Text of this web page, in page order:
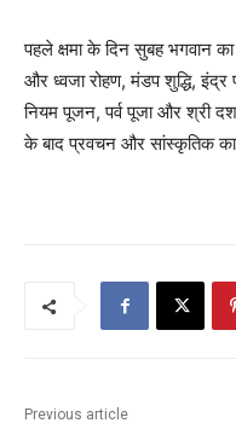
पहले क्षमा के दिन सुबह भगवान
और ध्वजा रोहण, मंडप शुद्धि,
नियम पूजन, पर्व पूजा और श्री
के बाद प्रवचन और सांस्कृतिक
Previous article